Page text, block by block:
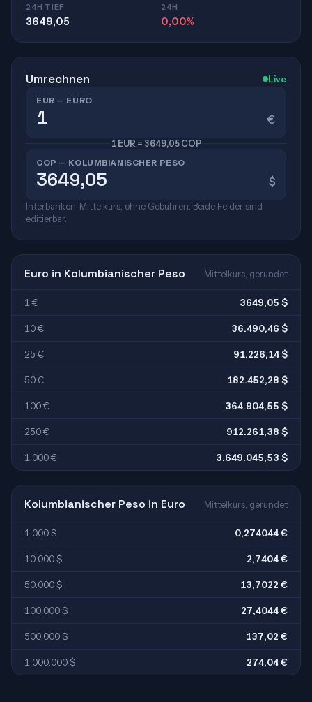
24H TIEF
3649,05
24H
0,00%
Umrechnen Live
EUR — EURO
€
1 EUR = 3649,05 COP
COP — KOLUMBIANISCHER PESO
$
Interbanken-Mittelkurs, ohne Gebühren. Beide Felder sind
editierbar.
Euro in Kolumbianischer Peso Mittelkurs, gerundet
1 € 3649,05 $
10 € 36.490,46 $
25 € 91.226,14 $
50 € 182.452,28 $
100 € 364.904,55 $
250 € 912.261,38 $
1.000 € 3.649.045,53 $
Kolumbianischer Peso in Euro Mittelkurs, gerundet
1.000 $ 0,274044 €
10.000 $ 2,7404 €
50.000 $ 13,7022 €
100.000 $ 27,4044 €
500.000 $ 137,02 €
1.000.000 $ 274,04 €